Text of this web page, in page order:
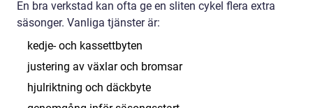
En bra verkstad kan ofta ge en sliten cykel flera extra
säsonger. Vanliga tjänster är:
kedje- och kassettbyten
justering av växlar och bromsar
hjulriktning och däckbyte